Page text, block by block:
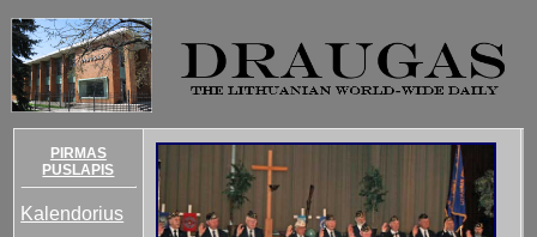
PIRMAS
PUSLAPIS
Kalendorius